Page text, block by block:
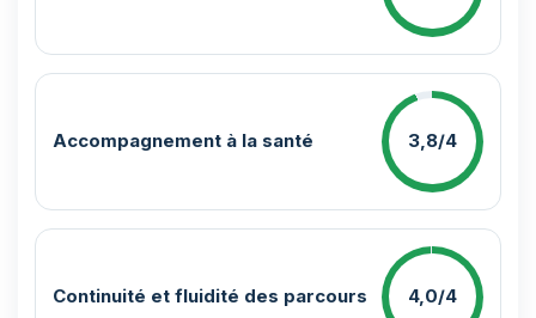
Accompagnement à la santé 3,8/4
Continuité et fluidité des parcours 4,0/4